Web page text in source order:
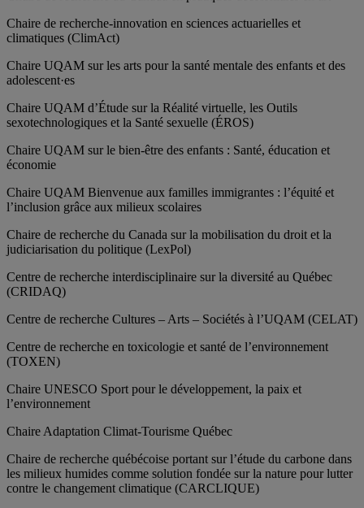
Chaire de recherche-innovation en sciences actuarielles et
climatiques (ClimAct)
Chaire UQAM sur les arts pour la santé mentale des enfants et des
adolescent·es
Chaire UQAM d’Étude sur la Réalité virtuelle, les Outils
sexotechnologiques et la Santé sexuelle (ÉROS)
Chaire UQAM sur le bien-être des enfants : Santé, éducation et
économie
Chaire UQAM Bienvenue aux familles immigrantes : l’équité et
l’inclusion grâce aux milieux scolaires
Chaire de recherche du Canada sur la mobilisation du droit et la
judiciarisation du politique (LexPol)
Centre de recherche interdisciplinaire sur la diversité au Québec
(CRIDAQ)
Centre de recherche Cultures – Arts – Sociétés à l’UQAM (CELAT)
Centre de recherche en toxicologie et santé de l’environnement
(TOXEN)
Chaire UNESCO Sport pour le développement, la paix et
l’environnement
Chaire Adaptation Climat-Tourisme Québec
Chaire de recherche québécoise portant sur l’étude du carbone dans
les milieux humides comme solution fondée sur la nature pour lutter
contre le changement climatique (CARCLIQUE)